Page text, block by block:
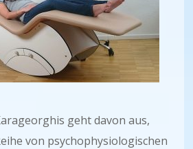
geht davon aus,
von psychophysiologischen